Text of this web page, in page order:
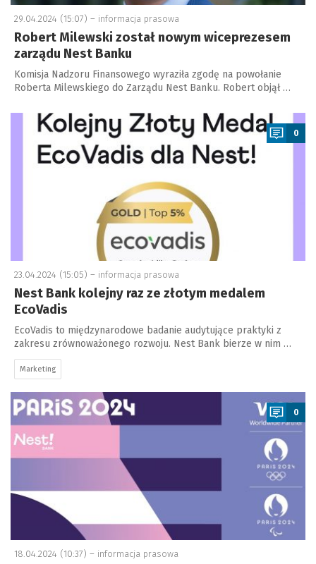
29.04.2024 (15:07) – informacja prasowa
Robert Milewski został nowym wiceprezesem
zarządu Nest Banku
Komisja Nadzoru Finansowego wyraziła zgodę na powołanie
Roberta Milewskiego do Zarządu Nest Banku. Robert objął …
a
0
23.04.2024 (15:05) – informacja prasowa
Nest Bank kolejny raz ze złotym medalem
EcoVadis
EcoVadis to międzynarodowe badanie audytujące praktyki z
zakresu zrównoważonego rozwoju. Nest Bank bierze w nim …
Marketing
a
0
18.04.2024 (10:37) – informacja prasowa